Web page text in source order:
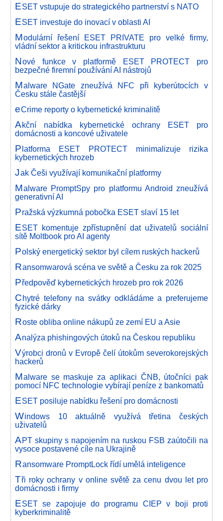
ESET vstupuje do strategického partnerství s NATO
ESET investuje do inovací v oblasti AI
Modulární řešení ESET PRIVATE pro velké firmy,
vládní sektor a kritickou infrastrukturu
Nové funkce v platformě ESET PROTECT pro
bezpečné firemní používání AI nástrojů
Malware NGate zneužívá NFC při kyberútocích v
Česku stále častější
eCrime reporty o kybernetické kriminalitě
Akční nabídka kybernetické ochrany ESET pro
domácnosti a koncové uživatele
Platforma ESET PROTECT minimalizuje rizika
kybernetických hrozeb
Jak Češi využívají komunikační platformy
Malware PromptSpy pro platformu Android zneužívá
generativní AI
Pražská výzkumná pobočka ESET slaví 15 let
ESET komentuje zpřístupnění dat uživatelů sociální
sítě Moltbook pro AI agenty
Polský energetický sektor byl cílem ruských hackerů
Ransomwarová scéna ve světě a Česku za rok 2025
Předpověď kybernetických hrozeb pro rok 2026
Chytré telefony na svátky odkládáme a preferujeme
fyzické dárky
Roste obliba online nákupů ze zemí EU a Asie
Analýza phishingových útoků na Českou republiku
Výrobci dronů v Evropě čelí útokům severokorejských
hackerů
Malware se maskuje za aplikaci ČNB, útočníci pak
pomocí NFC technologie vybírají peníze z bankomatů
ESET posiluje nabídku řešení pro domácnosti
Windows 10 aktuálně využívá třetina českých
uživatelů
APT skupiny s napojením na ruskou FSB zaútočili na
vysoce postavené cíle na Ukrajině
Ransomware PromptLock řídí umělá inteligence
Tři roky ochrany v online světě za cenu dvou let pro
domácnosti i firmy
ESET se zapojuje do programu CIEP v boji proti
kyberkriminalitě